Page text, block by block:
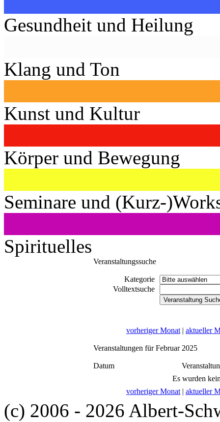
Gesundheit und Heilung
Klang und Ton
Kunst und Kultur
Körper und Bewegung
Seminare und (Kurz-
Spirituelles
Veranstaltungssuche
Kategorie
Volltextsuche
vorheriger Monat | aktueller
Veranstaltungen für Februar 2025
Datum
Es wurden
vorheriger Monat | aktueller
(c) 2006 - 2026 Albert-